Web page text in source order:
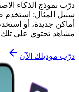
درّب نموذج الذكاء
سبيل المثال:
أماكن جديدة، أو
مشاهد تحتوي على تلك
درّب موديلك الآن